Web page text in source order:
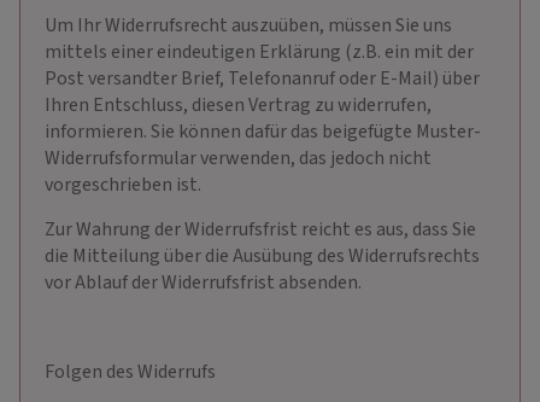
Um Ihr Widerrufsrecht auszuüben, müssen Sie uns
mittels einer eindeutigen Erklärung (z.B. ein mit der
Post versandter Brief, Telefonanruf oder E-Mail) über
Ihren Entschluss, diesen Vertrag zu widerrufen,
informieren. Sie können dafür das beigefügte Muster-
Widerrufsformular verwenden, das jedoch nicht
vorgeschrieben ist.
Zur Wahrung der Widerrufsfrist reicht es aus, dass Sie
die Mitteilung über die Ausübung des Widerrufsrechts
vor Ablauf der Widerrufsfrist absenden.
Folgen des Widerrufs